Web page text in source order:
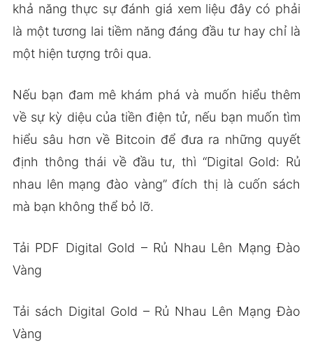
khả năng thực sự đánh giá xem liệu đây có phải
là một tương lai tiềm năng đáng đầu tư hay chỉ là
một hiện tượng trôi qua.
Nếu bạn đam mê khám phá và muốn hiểu thêm
về sự kỳ diệu của tiền điện tử, nếu bạn muốn tìm
hiểu sâu hơn về Bitcoin để đưa ra những quyết
định thông thái về đầu tư, thì “Digital Gold: Rủ
nhau lên mạng đào vàng” đích thị là cuốn sách
mà bạn không thể bỏ lỡ.
Tải PDF Digital Gold – Rủ Nhau Lên Mạng Đào
Vàng
Tải sách Digital Gold – Rủ Nhau Lên Mạng Đào
Vàng